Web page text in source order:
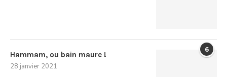
6
Hammam, ou bain maure !
28 janvier 2021